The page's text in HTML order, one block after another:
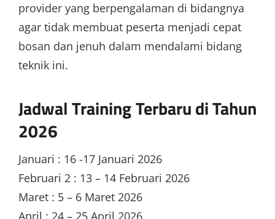
provider yang berpengalaman di bidangnya
agar tidak membuat peserta menjadi cepat
bosan dan jenuh dalam mendalami bidang
teknik ini.
Jadwal Training Terbaru di Tahun
2026
Januari : 16 -17 Januari 2026
Februari 2 : 13 – 14 Februari 2026
Maret : 5 – 6 Maret 2026
April : 24 – 25 April 2026